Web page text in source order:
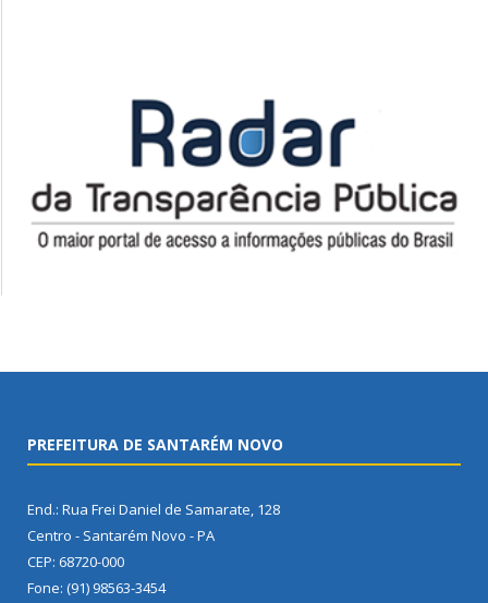
PREFEITURA DE SANTARÉM NOVO
End.: Rua Frei Daniel de Samarate, 128
Centro - Santarém Novo - PA
CEP: 68720-000
Fone: (91) 98563-3454